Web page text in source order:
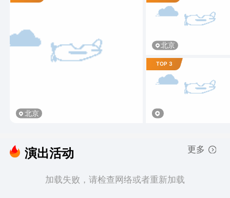
北京
北京
TOP 3
演出活动 更多
加载失败，请检查网络或者重新加载